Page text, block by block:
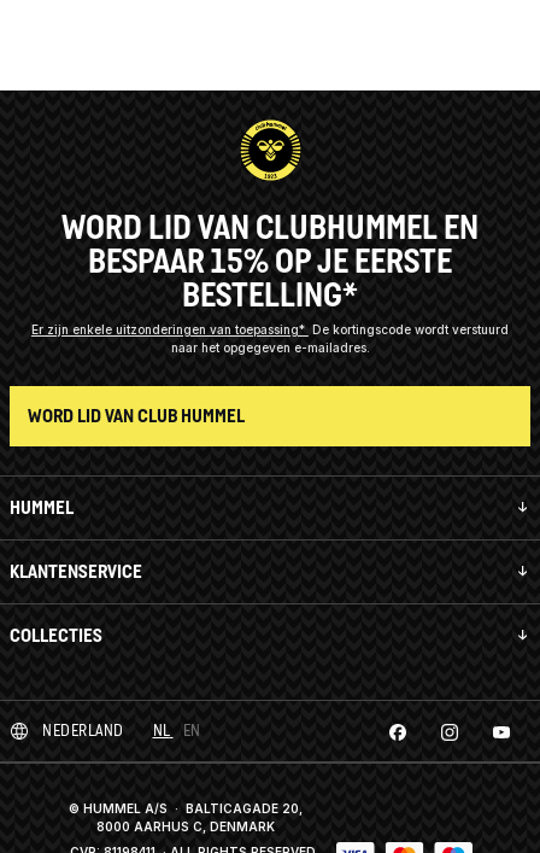
HUMMEL
KLANTENSERVICE
COLLECTIES
WORD LID VAN CLUBHUMMEL EN
BESPAAR 15% OP JE EERSTE
BESTELLING*
Er zijn enkele uitzonderingen van toepassing* De kortingscode wordt verstuurd
naar het opgegeven e-mailadres.
WORD LID VAN CLUB HUMMEL
NEDERLAND NL EN
© HUMMEL A/S · BALTICAGADE 20,
8000 AARHUS C, DENMARK